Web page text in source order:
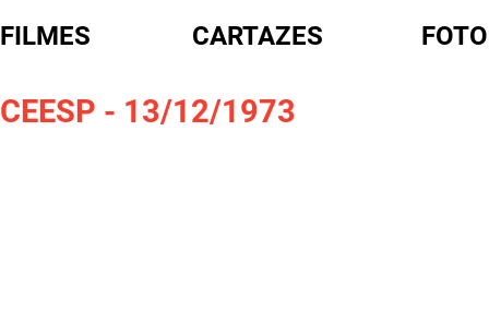
FILMES CARTAZES
CEESP - 13/12/1973
FORMULÁRIO DE BUSCA